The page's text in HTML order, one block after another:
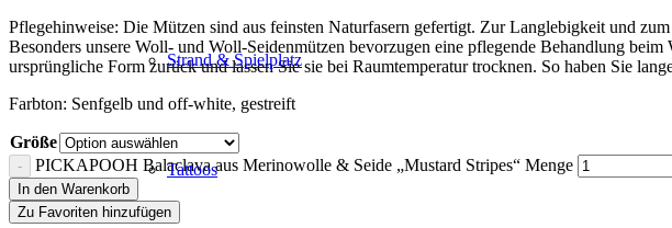
Strand & Spielplatz
Tattoos
Pflegehinweise: Die Mützen sind aus feinsten Naturfasern gefertigt. Zur Langlebigkeit und
Besonders unsere Woll- und Woll-Seidenmützen bevorzugen eine pflegende Behandlung
ursprüngliche Form zurück und lassen Sie sie bei Raumtemperatur trocknen. So haben Sie
Farbton: Senfgelb und off-white, gestreift
Größe
PICKAPOOH Balaclava aus Merinowolle & Seide „Mustard Stripes“ Menge
In den Warenkorb
Zu Favoriten hinzufügen